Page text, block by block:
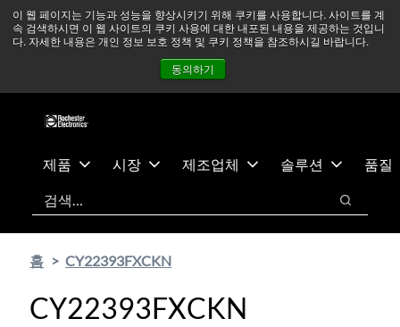
이 웹 페이지는 기능과 성능을 향상시키기 위해 쿠키를 사용합니다. 사이트를 계
속 검색하시면 이 웹 사이트의 쿠키 사용에 대한 내포된 내용을 제공하는 것입니
다. 자세한 내용은 개인 정보 보호 정책 및 쿠키 정책을 참조하시길 바랍니다.
동의하기
츠
건
중동 지역 상황을 지속적으로 주시하고 있으며, 모든 서비스는
정상적으로 운영되고 있습니다. 더 읽어보기 →
뉴스
문의하기
제품 시장 제조업체 솔루션
품질
검색
검색
홈 CY22393FXCKN
CY22393FXCKN